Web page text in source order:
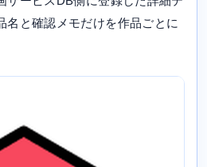
名と確認メモだけを作品ごとに